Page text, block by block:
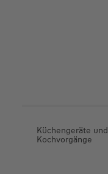
Küchengeräte und
Kochvorgänge